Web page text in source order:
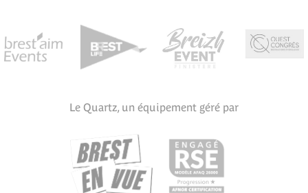
Le Quartz, un équipement géré par